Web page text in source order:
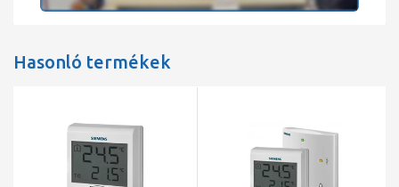
Hasonló termékek